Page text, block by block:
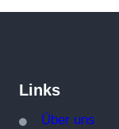
Links
Über uns